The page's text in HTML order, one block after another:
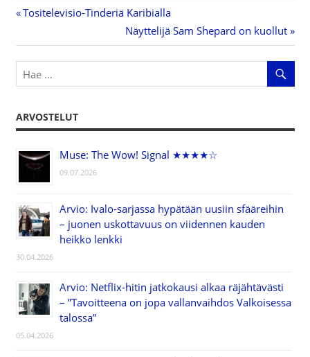
selaus
Previous
Tositelevisio-Tinderiä Karibialla
Next
Post:
Näyttelijä Sam Shepard on kuollut
ARVOSTELUT
Muse: The Wow! Signal ★★★★☆
09.07.2026
Arvio: Ivalo-sarjassa hypätään uusiin sfääreihin
– juonen uskottavuus on viidennen kauden
heikko lenkki
30.04.2026
Arvio: Netflix-hitin jatkokausi alkaa räjähtävästi
– ”Tavoitteena on jopa vallanvaihdos Valkoisessa
talossa”
05.04.2026